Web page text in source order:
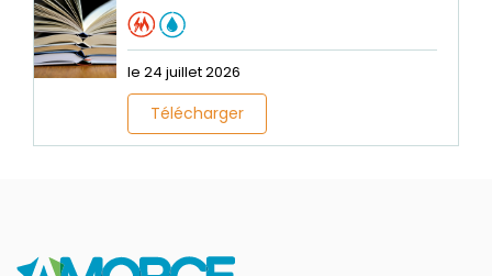
le 24 juillet 2026
Télécharger